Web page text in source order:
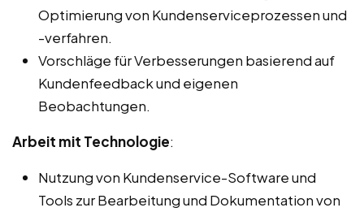
Optimierung von Kundenserviceprozessen und
-verfahren.
Vorschläge für Verbesserungen basierend auf
Kundenfeedback und eigenen
Beobachtungen.
Arbeit mit Technologie:
Nutzung von Kundenservice-Software und
Tools zur Bearbeitung und Dokumentation von